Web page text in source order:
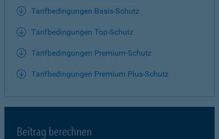
Tarifbedingungen Basis-Schutz
Tarifbedingungen Top-Schutz
Tarifbedingungen Premium-Schutz
Tarifbedingungen Premium Plus-Schutz
Beitrag berechnen